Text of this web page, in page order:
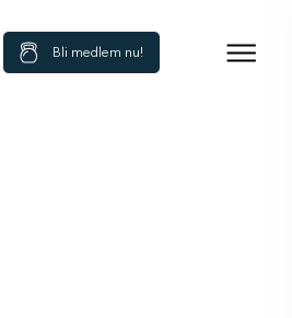
Bli medlem nu!